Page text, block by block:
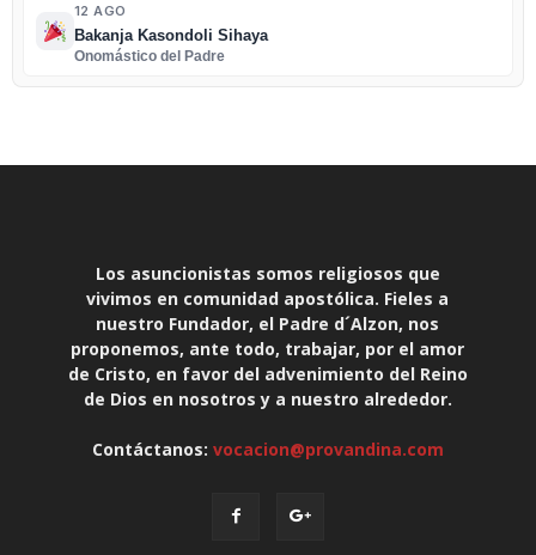
12 AGO
Bakanja Kasondoli Sihaya
Onomástico del Padre
Los asuncionistas somos religiosos que
vivimos en comunidad apostólica. Fieles a
nuestro Fundador, el Padre d´Alzon, nos
proponemos, ante todo, trabajar, por el amor
de Cristo, en favor del advenimiento del Reino
de Dios en nosotros y a nuestro alrededor.
Contáctanos: vocacion@provandina.com